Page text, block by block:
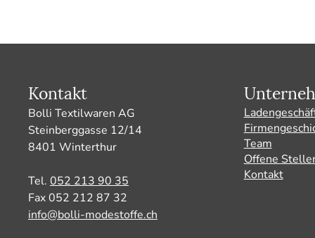
Kontakt
Bolli Textilwaren AG
Steinberggasse 12/14
8401 Winterthur
Tel. 052 213 90 35
Fax 052 212 87 32
info@bolli-modestoffe.ch
Team
Offene
Kontakt